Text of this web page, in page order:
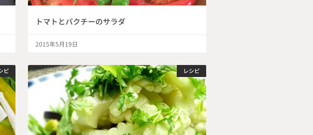
トマトとパクチーのサラダ
2015年5月19日
ピ レシピ